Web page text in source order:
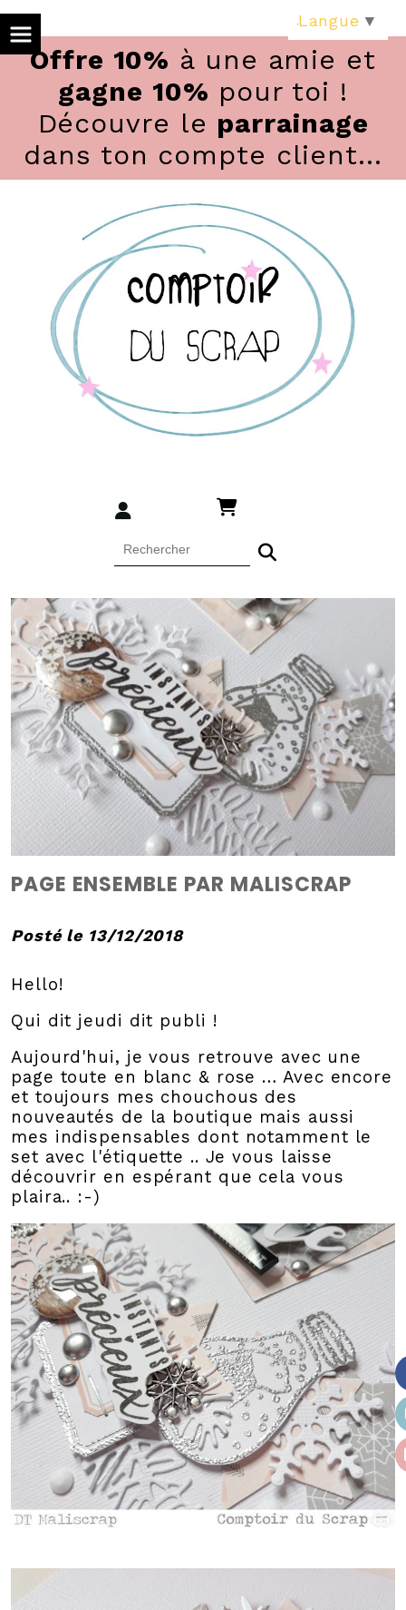
Offre 10% à une amie et
gagne 10% pour toi !
Découvre le parrainage
dans ton compte client...
PAGE ENSEMBLE PAR MALISCRAP
Posté le 13/12/2018
Hello!
Qui dit jeudi dit publi !
Aujourd'hui, je vous retrouve avec une
page toute en blanc & rose … Avec encore
et toujours mes chouchous des
nouveautés de la boutique mais aussi
mes indispensables dont notamment le
set avec l'étiquette .. Je vous laisse
découvrir en espérant que cela vous
plaira.. :-)
Langue ▼